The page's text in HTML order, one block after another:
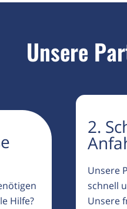
Unsere
Hilfe?
2.
Unsere
schnell
Unsere